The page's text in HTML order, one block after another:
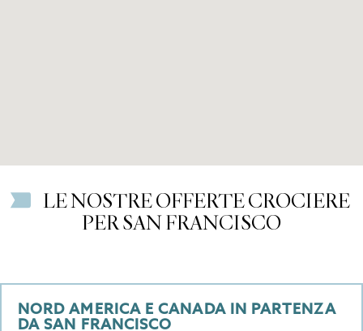
LE NOSTRE OFFERTE CROCIERE
PER SAN FRANCISCO
NORD AMERICA E CANADA IN PARTENZA
DA SAN FRANCISCO